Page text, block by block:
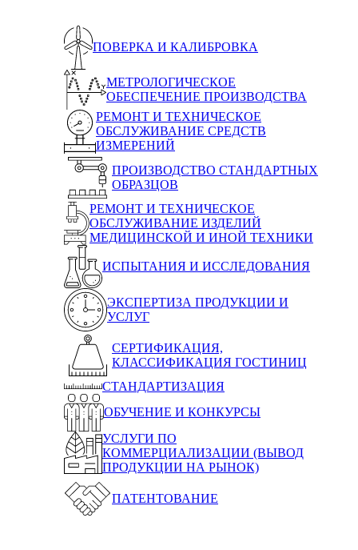
ПОВЕРКА И КАЛИБРОВКА
МЕТРОЛОГИЧЕСКОЕ
ОБЕСПЕЧЕНИЕ ПРОИЗВОДСТВА
РЕМОНТ И ТЕХНИЧЕСКОЕ
ОБСЛУЖИВАНИЕ СРЕДСТВ
ИЗМЕРЕНИЙ
ПРОИЗВОДСТВО СТАНДАРТНЫХ
ОБРАЗЦОВ
РЕМОНТ И ТЕХНИЧЕСКОЕ
ОБСЛУЖИВАНИЕ ИЗДЕЛИЙ
МЕДИЦИНСКОЙ И ИНОЙ ТЕХНИКИ
ИСПЫТАНИЯ И ИССЛЕДОВАНИЯ
ЭКСПЕРТИЗА ПРОДУКЦИИ И
УСЛУГ
СЕРТИФИКАЦИЯ,
КЛАССИФИКАЦИЯ ГОСТИНИЦ
СТАНДАРТИЗАЦИЯ
ОБУЧЕНИЕ И КОНКУРСЫ
УСЛУГИ ПО
КОММЕРЦИАЛИЗАЦИИ (ВЫВОД
ПРОДУКЦИИ НА РЫНОК)
ПАТЕНТОВАНИЕ